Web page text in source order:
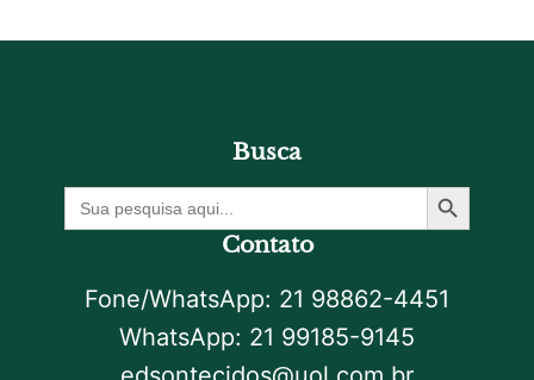
Busca
Procurar
por:
Botão De Pesquisa
Contato
Fone/WhatsApp: 21 98862-4451
WhatsApp: 21 99185-9145